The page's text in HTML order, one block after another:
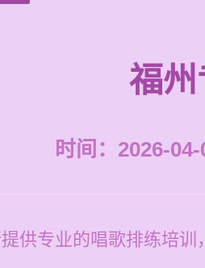
福
时间：2026-
供专业的唱歌排练培